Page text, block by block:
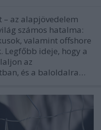
– az alapjövedelem
számos hatalma:
valamint offshore
ideje, hogy a
az
és a baloldalra…